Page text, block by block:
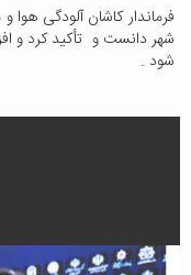
فرماندار کاشان آلودگی
شهر دانست و تأکید کرد و
شود .